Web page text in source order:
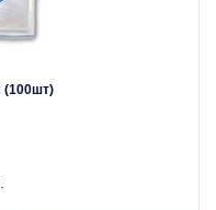
(100шт)